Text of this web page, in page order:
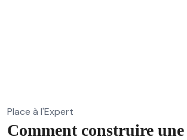
Place à l'Expert
Comment construire